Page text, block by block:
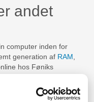
andet
computer inden for
generation af RAM
hos Føniks
af
DDR5! Du kan
tilDDR4, så du